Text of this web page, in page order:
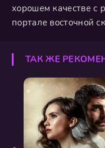
хорошем качестве с
портале восточной
ТАК ЖЕ